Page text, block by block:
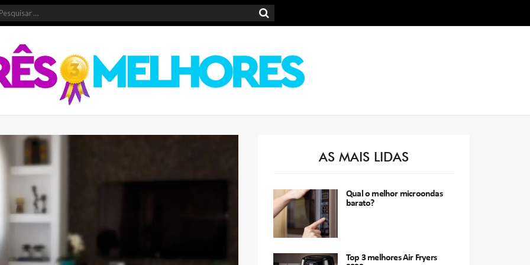
AS MAIS LIDAS
Qual o melhor microondas
barato?
Top 3 melhores Air Fryers